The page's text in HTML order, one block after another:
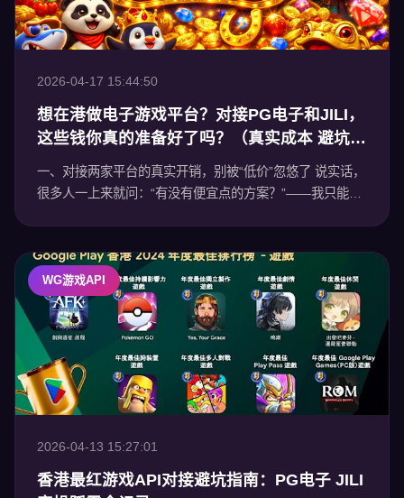
2026-04-17 15:44:50
想在港做电子游戏平台？对接PG电子和JILI，
这些钱你真的准备好了吗？（真实成本 避坑实
录）
一、对接两家平台的真实开销，别被“低价”忽悠了 说实话，
很多人一上来就问：“有没有便宜点的方案？”——我只能告
WG游戏API
2026-04-13 15:27:01
香港最红游戏API对接避坑指南：PG电子 JILI